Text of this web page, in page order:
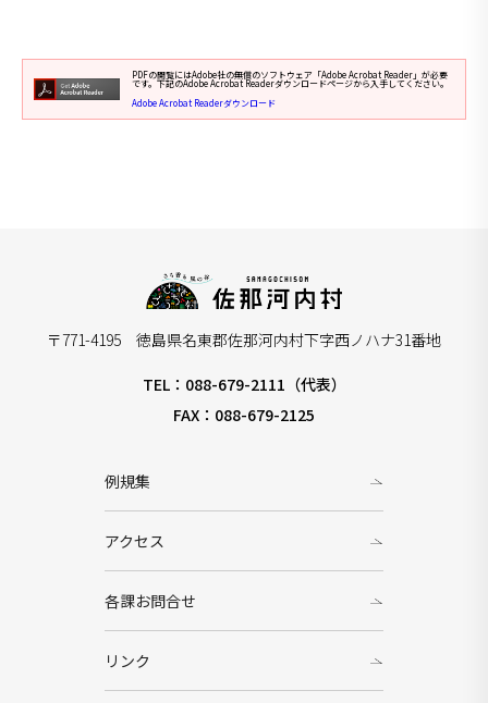
PDFの閲覧にはAdobe社の無償のソフトウェア「Adobe Acrobat Reader」が必要
です。下記のAdobe Acrobat Readerダウンロードページから入手してください。
Adobe Acrobat Readerダウンロード
〒771-4195 徳島県名東郡佐那河内村下字西ノハナ31番地
TEL：088-679-2111（代表）
FAX：088-679-2125
例規集
アクセス
各課お問合せ
リンク